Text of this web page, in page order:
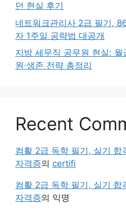
던 현실 후기
네트워크관리사 2급 필기,
자 1주일 공략법 대공개
지방 세무직 공무원 현실: 월
원·생존 전략 총정리
Recent
컴활 2급 독학 필기, 실기 합
자격증의 certifi
컴활 2급 독학 필기, 실기 합
자격증의 익명